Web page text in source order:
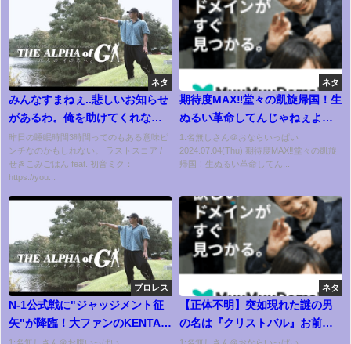
ネタ
みんなすまねぇ..悲しいお知らせ
があるわ。俺を助けてくれない
か？？【プロセカ】【プロジェ
クトセカイ カラフルステージ
feat.初音ミク】
昨日の睡眠時間3時間ってのもある意味ピ
ンチなのかもしれない。 ラストスコア /
せきこみごはん feat. 初音ミク：
https://you...
ネタ
期待度MAX‼️堂々の凱旋帰国！生
ぬるい革命してんじゃねぇよ。
YOICHI「清宮を倒して俺が
NOAHの未来になります」
《7.13(土) 日本武道館はABEMA
発売中》
1:名無しさん＠おならいっぱい
2024.07.04(Thu) 期待度MAX‼️堂々の凱旋
帰国！生ぬるい革命してん...
プロレス
N-1公式戦に"ジャッジメント征
矢"が降臨！大ファンのKENTAは
大喜びも、その油断から敗北！
ネタ
【正体不明】突如現れた謎の男
の名は『クリストバル』お前は
一体何者なんだ！5.4両国国技館